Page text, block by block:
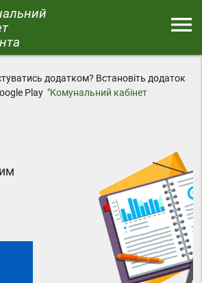
menu
додатком? Встановіть додаток
Play "Комунальний кабінет